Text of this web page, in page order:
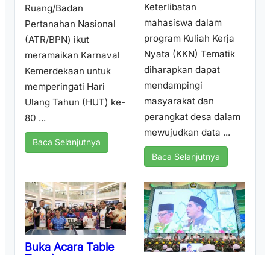
Ruang/Badan
Pertanahan Nasional
(ATR/BPN) ikut
meramaikan Karnaval
Kemerdekaan untuk
memperingati Hari
Ulang Tahun (HUT) ke-
80 ...
Baca Selanjutnya
Keterlibatan
mahasiswa dalam
program Kuliah Kerja
Nyata (KKN) Tematik
diharapkan dapat
mendampingi
masyarakat dan
perangkat desa dalam
mewujudkan data ...
Baca Selanjutnya
Buka Acara Table